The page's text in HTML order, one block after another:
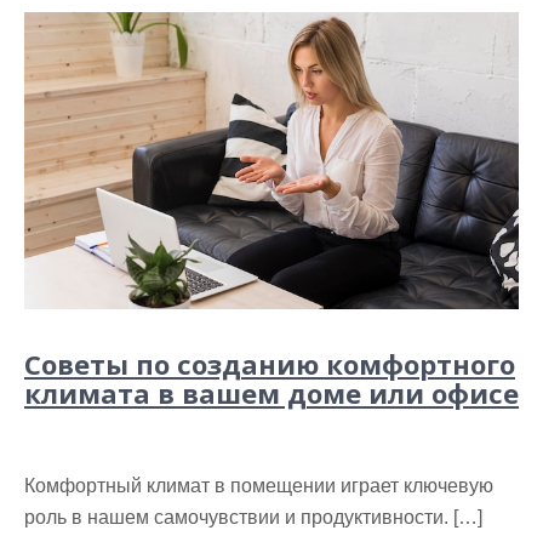
Советы по созданию комфортного
климата в вашем доме или офисе
Комфортный климат в помещении играет ключевую
роль в нашем самочувствии и продуктивности. […]